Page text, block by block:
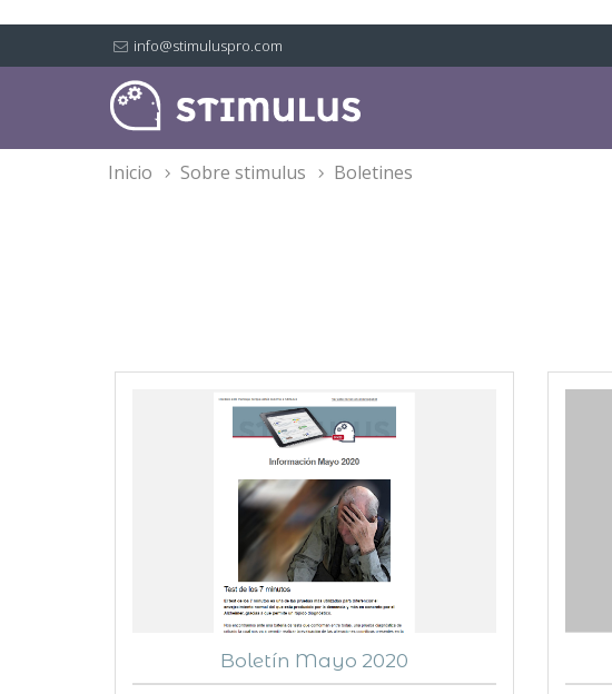
info@stimuluspro.com
inicio sobre stimulus boletines
Boletín Mayo 2020